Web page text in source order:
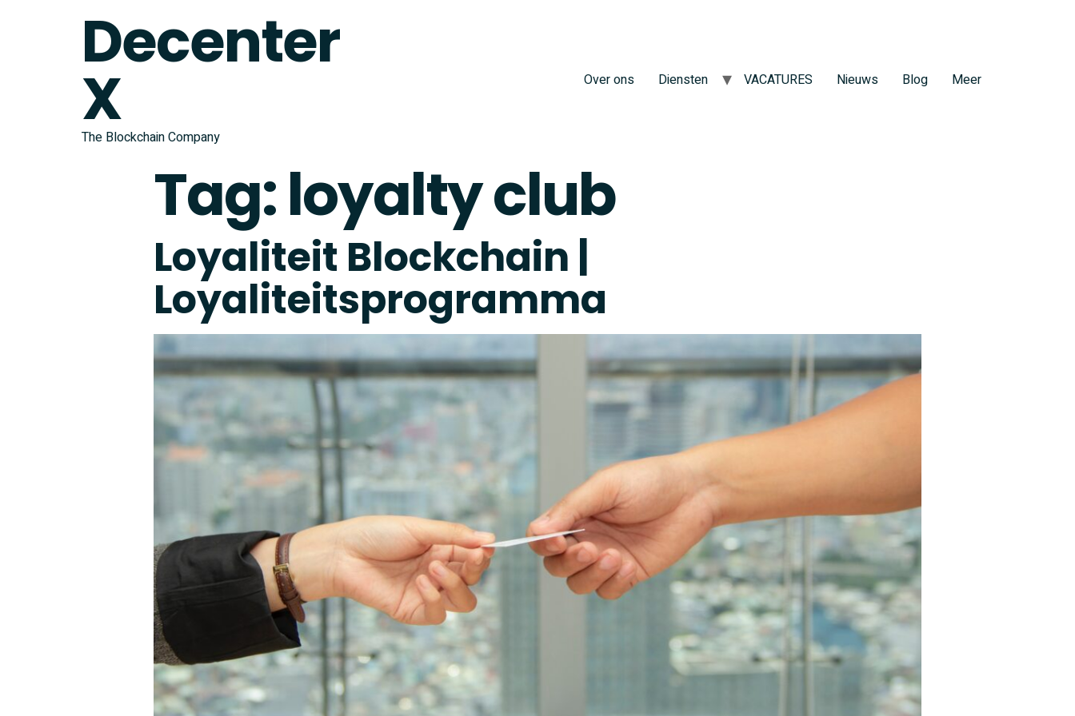
Decenter
X
The Blockchain Company
Over ons Diensten VACATURES Nieuws Blog Meer
Tag:loyalty club
Loyaliteit Blockchain |
Loyaliteitsprogramma